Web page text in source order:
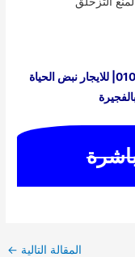
شركة تنظيف مسابح بالفجيرة | 01000173541| للايجار نبض الحياة
المقالة التالية ←